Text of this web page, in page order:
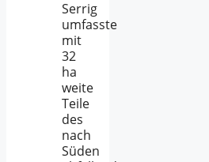
Serrig
umfasste
mit
32
ha
weite
Teile
des
nach
Süden